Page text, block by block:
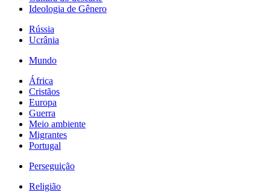
Ideologia de Gênero
Rússia
Ucrânia
Mundo
África
Cristãos
Europa
Guerra
Meio ambiente
Migrantes
Portugal
Perseguição
Religião